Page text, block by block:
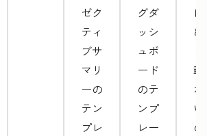
ゼク
ティ
ブサ
マリ
ーの
テン
プレ
グダ
ッシ
ュボ
ード
のテ
ンプ
レー
載
の